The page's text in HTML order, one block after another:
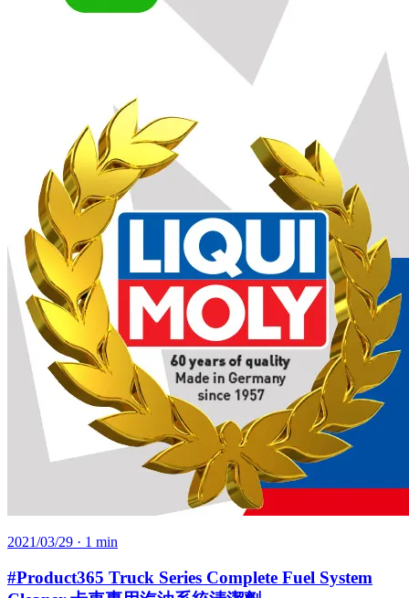
2021/03/29 · 1 min
#Product365 Truck Series Complete Fuel System